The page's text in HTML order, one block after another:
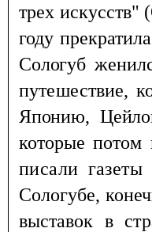
трех искусств"
году
Сологуб
путешествие,
Японию,
которые потом
писали
Сологубе, конеч
выставок в